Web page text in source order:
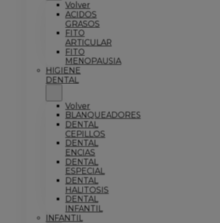
Volver
ACIDOS
GRASOS
FITO
ARTICULAR
FITO
MENOPAUSIA
HIGIENE
DENTAL
Volver
BLANQUEADORES
DENTAL
CEPILLOS
DENTAL
ENCIAS
DENTAL
ESPECIAL
DENTAL
HALITOSIS
DENTAL
INFANTIL
INFANTIL